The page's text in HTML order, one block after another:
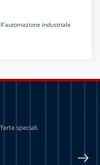
industriale
speciali.